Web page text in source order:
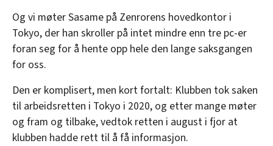
Og vi møter Sasame på Zenrorens hovedkontor i
Tokyo, der han skroller på intet mindre enn tre pc-er
foran seg for å hente opp hele den lange saksgangen
for oss.
Den er komplisert, men kort fortalt: Klubben tok saken
til arbeidsretten i Tokyo i 2020, og etter mange møter
og fram og tilbake, vedtok retten i august i fjor at
klubben hadde rett til å få informasjon.